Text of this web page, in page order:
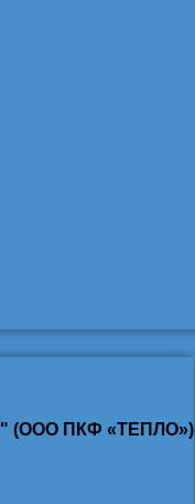
(ООО ПКФ «ТЕПЛО»)